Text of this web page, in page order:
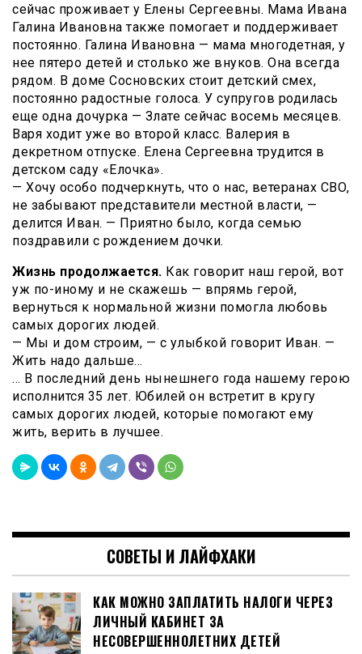
сейчас проживает у Елены Сергеевны. Мама Ивана
Галина Ивановна также помогает и поддерживает
постоянно. Галина Ивановна — мама многодетная, у
нее пятеро детей и столько же внуков. Она всегда
рядом. В доме Сосновских стоит детский смех,
постоянно радостные голоса. У супругов родилась
еще одна дочурка — Злате сейчас восемь месяцев.
Варя ходит уже во второй класс. Валерия в
декретном отпуске. Елена Сергеевна трудится в
детском саду «Елочка».
— Хочу особо подчеркнуть, что о нас, ветеранах СВО,
не забывают представители местной власти, —
делится Иван. — Приятно было, когда семью
поздравили с рождением дочки.
Жизнь продолжается. Как говорит наш герой, вот
уж по-иному и не скажешь — впрямь герой,
вернуться к нормальной жизни помогла любовь
самых дорогих людей.
— Мы и дом строим, — с улыбкой говорит Иван. —
Жить надо дальше…
… В последний день нынешнего года нашему герою
исполнится 35 лет. Юбилей он встретит в кругу
самых дорогих людей, которые помогают ему
жить, верить в лучшее.
СОВЕТЫ И ЛАЙФХАКИ
КАК МОЖНО ЗАПЛАТИТЬ НАЛОГИ ЧЕРЕЗ
ЛИЧНЫЙ КАБИНЕТ ЗА
НЕСОВЕРШЕННОЛЕТНИХ ДЕТЕЙ